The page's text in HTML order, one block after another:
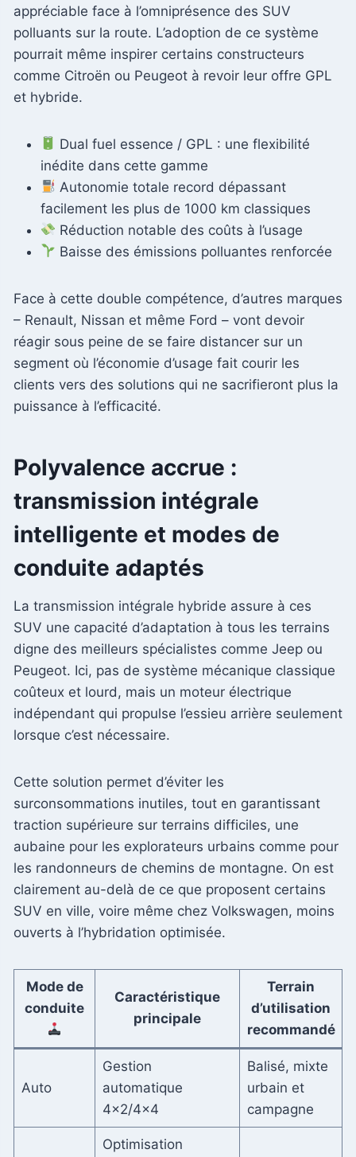
appréciable face à l’omniprésence des SUV
polluants sur la route. L’adoption de ce système
pourrait même inspirer certains constructeurs
comme Citroën ou Peugeot à revoir leur offre GPL
et hybride.
Dual fuel essence / GPL : une flexibilité
inédite dans cette gamme
Autonomie totale record dépassant
facilement les plus de 1000 km classiques
Réduction notable des coûts à l’usage
Baisse des émissions polluantes renforcée
Face à cette double compétence, d’autres marques
– Renault, Nissan et même Ford – vont devoir
réagir sous peine de se faire distancer sur un
segment où l’économie d’usage fait courir les
clients vers des solutions qui ne sacrifieront plus la
puissance à l’efficacité.
Polyvalence accrue :
transmission intégrale
intelligente et modes de
conduite adaptés
La transmission intégrale hybride assure à ces
SUV une capacité d’adaptation à tous les terrains
digne des meilleurs spécialistes comme Jeep ou
Peugeot. Ici, pas de système mécanique classique
coûteux et lourd, mais un moteur électrique
indépendant qui propulse l’essieu arrière seulement
lorsque c’est nécessaire.
Cette solution permet d’éviter les
surconsommations inutiles, tout en garantissant
traction supérieure sur terrains difficiles, une
aubaine pour les explorateurs urbains comme pour
les randonneurs de chemins de montagne. On est
clairement au-delà de ce que proposent certains
SUV en ville, voire même chez Volkswagen, moins
ouverts à l’hybridation optimisée.
Mode de
conduite
Caractéristique
principale
Terrain
d’utilisation
recommandé
Auto
Gestion
automatique
4×2/4×4
Balisé, mixte
urbain et
campagne
Optimisation